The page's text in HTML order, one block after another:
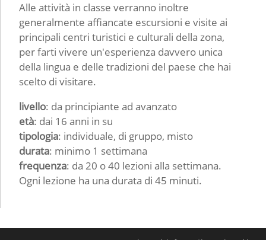
Alle attività in classe verranno inoltre
generalmente affiancate escursioni e visite ai
principali centri turistici e culturali della zona,
per farti vivere un'esperienza davvero unica
della lingua e delle tradizioni del paese che hai
scelto di visitare.
livello: da principiante ad avanzato
età: dai 16 anni in su
tipologia: individuale, di gruppo, misto
durata: minimo 1 settimana
frequenza: da 20 o 40 lezioni alla settimana.
Ogni lezione ha una durata di 45 minuti.